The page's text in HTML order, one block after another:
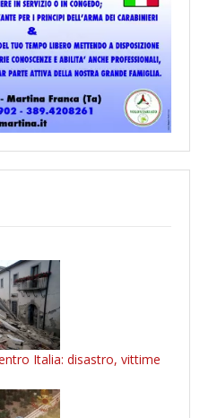
Italia: disastro, vittime